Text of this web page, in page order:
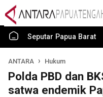
Seputar Papua Barat
ANTARA Hukum
Polda PBD dan
satwa endemik